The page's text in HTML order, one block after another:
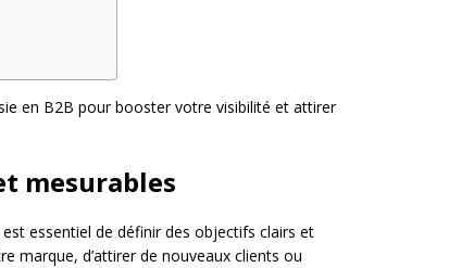
en B2B pour booster votre visibilité et attirer
mesurables
est essentiel de définir des objectifs clairs et
marque, d’attirer de nouveaux clients ou